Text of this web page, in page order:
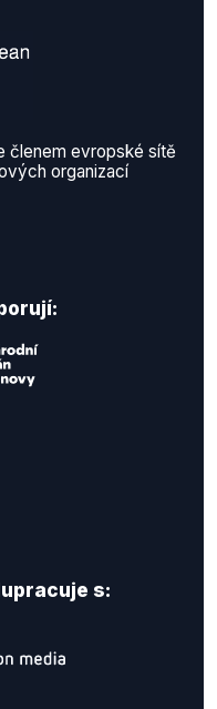
členem evropské sítě
organizací
s: